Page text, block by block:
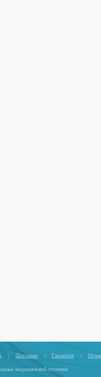
| Доставка | Гарантия |
медицинской техники